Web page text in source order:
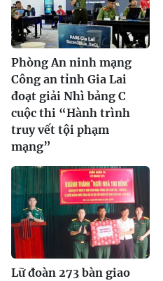
Phòng An ninh mạng
Công an tỉnh Gia Lai
đoạt giải Nhì bảng C
cuộc thi “Hành trình
truy vết tội phạm
mạng”
Lữ đoàn 273 bàn giao